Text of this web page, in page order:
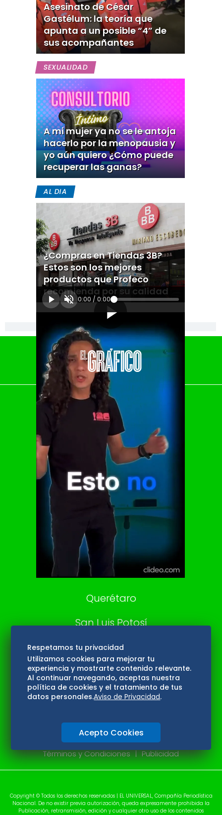
Asesinato de César
Gastélum: la teoría que
apunta a un posible “4” de
sus acompañantes
SEXUALIDAD
A mi mujer ya no se le antoja
hacerlo por la menopausia y
yo aún quiero ¿Cómo puede
recuperar las ganas?
AL DIA
¿Compras en Tiendas 3B?
Estos son los mejores
productos que Profeco
recomienda por su calidad
0:00 / 0:00
[Publicidad]
El Universal
Vive USA
Clase
De 10 sports
DeDinero
Confabulario
Aviso Oportuno
Consultas
Querétaro
San Luis Potosí
Edomex
Consultas
Hidalgo
Oaxaca
Aviso de privacidad
Directorio
Términos y Condiciones
Publicidad
Copyright © Todos los derechos reservados | EL UNIVERSAL, Compañía Periodística
Nacional. De no existir previa autorización, queda expresamente prohibida la
Publicación, retransmisión, edición y cualquier otro uso de los contenidos
Respetamos tu privacidad
Utilizamos cookies para mejorar tu
experiencia y mostrarte contenido relevante.
Al continuar navegando, aceptas nuestra
política de cookies y el tratamiento de tus
datos personales.Aviso de Privacidad.
Acepto Cookies